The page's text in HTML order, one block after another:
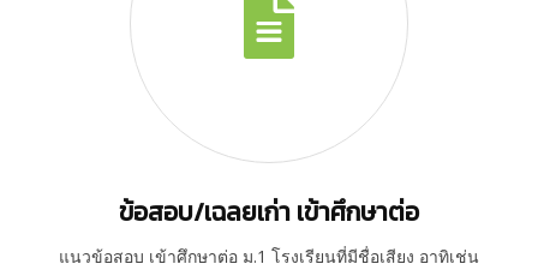
ข้อสอบ/เฉลยเก่า เข้าศึกษาต่อ
แนวข้อสอบ เข้าศึกษาต่อ ม.1 โรงเรียนที่มีชื่อเสียง อาทิเช่น